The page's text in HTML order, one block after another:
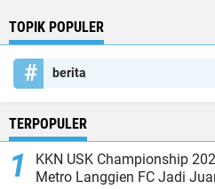
TOPIK POPULER
berita
TERPOPULER
KKN USK Championship
Metro Langgien FC Jadi